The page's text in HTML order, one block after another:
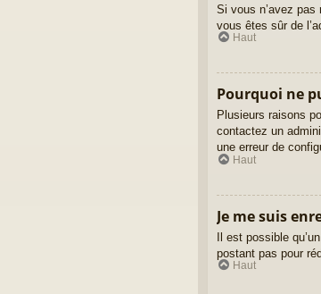
Si vous n’avez
vous êtes sûr de
Haut
Pourquoi ne
Plusieurs raisons
contactez un
une erreur de
Haut
Je me suis
Il est possible
postant pas pour
Haut